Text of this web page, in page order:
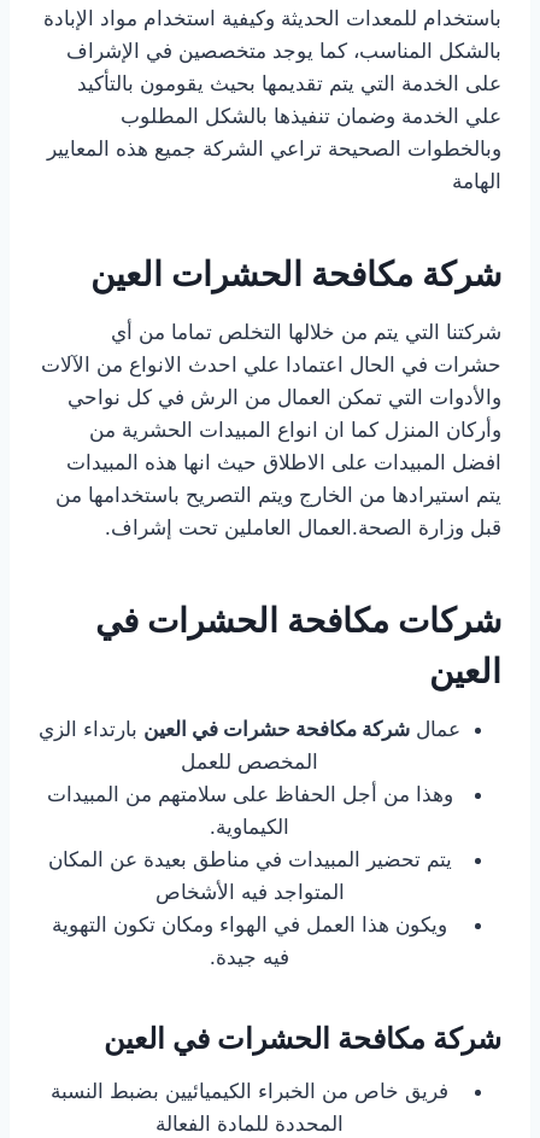
باستخدام للمعدات الحديثة وكيفية استخدام مواد الإبادة
بالشكل المناسب، كما يوجد متخصصين في الإشراف
على الخدمة التي يتم تقديمها بحيث يقومون بالتأكيد
علي الخدمة وضمان تنفيذها بالشكل المطلوب
وبالخطوات الصحيحة تراعي الشركة جميع هذه المعايير
الهامة
شركة مكافحة الحشرات العين
شركتنا التي يتم من خلالها التخلص تماما من أي
حشرات في الحال اعتمادا علي احدث الانواع من الآلات
والأدوات التي تمكن العمال من الرش في كل نواحي
وأركان المنزل كما ان انواع المبيدات الحشرية من
افضل المبيدات على الاطلاق حيث انها هذه المبيدات
يتم استيرادها من الخارج ويتم التصريح باستخدامها من
قبل وزارة الصحة.العمال العاملين تحت إشراف.
شركات مكافحة الحشرات في
العين
عمال شركة مكافحة حشرات في العين بارتداء الزي
المخصص للعمل
وهذا من أجل الحفاظ على سلامتهم من المبيدات
الكيماوية.
يتم تحضير المبيدات في مناطق بعيدة عن المكان
المتواجد فيه الأشخاص
ويكون هذا العمل في الهواء ومكان تكون التهوية
فيه جيدة.
شركة مكافحة الحشرات في العين
فريق خاص من الخبراء الكيميائيين بضبط النسبة
المحددة للمادة الفعالة